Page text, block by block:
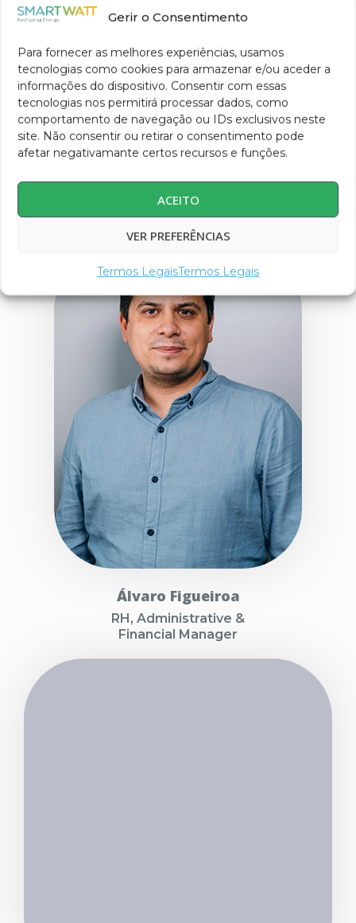
Gerir o Consentimento
Para fornecer as melhores experiências, usamos
tecnologias como cookies para armazenar e/ou aceder a
informações do dispositivo. Consentir com essas
tecnologias nos permitirá processar dados, como
comportamento de navegação ou IDs exclusivos neste
site. Não consentir ou retirar o consentimento pode
afetar negativamante certos recursos e funções.
ACEITO
VER PREFERÊNCIAS
Termos LegaisTermos Legais
Jorge Borges de Araújo
CEO
Álvaro Figueiroa
RH, Administrative &
Financial Manager